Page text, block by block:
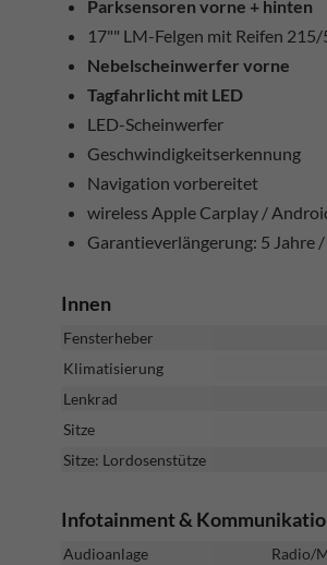
Parksensoren vorne + hinten
17"" LM-Felgen mit Reifen
Nebelscheinwerfer vorne
Tagfahrlicht mit LED
LED-Scheinwerfer
Geschwindigkeitserkennung
Navigation vorbereitet
wireless Apple Carplay /
Garantieverlängerung: 5 Jahre
Innen
Fensterheber
Klimatisierung
Lenkrad
Sitze
Sitze: Lordosenstütze
Infotainment &
Audioanlage
Radio/